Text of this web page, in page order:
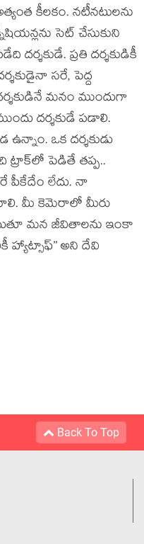
కీలకం. నటీనటులను
సెట్ చేసుకుని
దర్శకుడే. ప్రతి దర్శకుడికీ
సరే, పెద్ద
మనం ముందుగా
దర్శకుడే పడాలి.
ఉన్నాం. ఒక దర్శకుడు
ట్రాక్‌లో పెడితే తప్ప..
పీకేదేం లేదు. నా
మీ కెమెరాలో మీరు
మన జీవితాలను ఇంకా
హ్యాట్సాఫ్‌’’ అని దేవి
Back To Top